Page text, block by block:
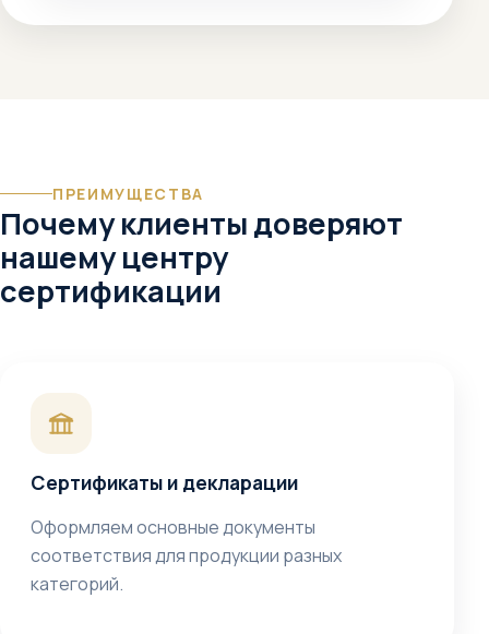
ПРЕИМУЩЕСТВА
Почему клиенты доверяют
нашему центру
сертификации
Сертификаты и декларации
Оформляем основные документы
соответствия для продукции разных
категорий.